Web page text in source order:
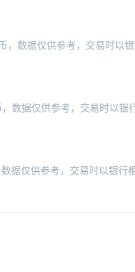
数据仅供参考，交易时以银
据仅供参考，交易时以银
仅供参考，交易时以银行